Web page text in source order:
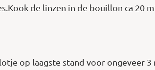
de linzen in de bouillon ca 20
op laagste stand voor ongeveer 3